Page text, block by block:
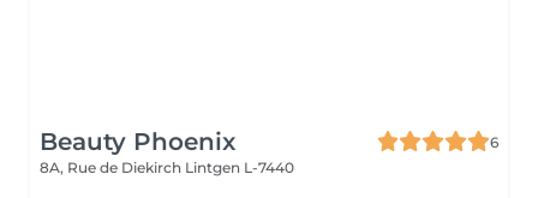
Beauty Phoenix
6
8A, Rue de Diekirch Lintgen L-7440